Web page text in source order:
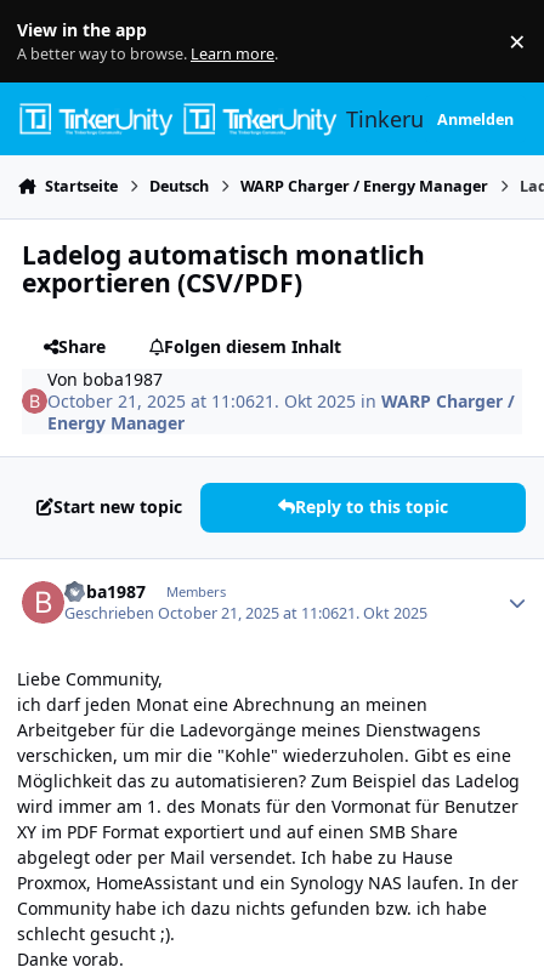
View in the app
A better way to browse. Learn more. ×
TinkerunityAnmelden
Startseite Deutsch WARP Charger / Energy Manager
Ladelog automatisch monatlich
exportieren (CSV/PDF)
Share
Folgen diesem Inhalt
Von boba1987
October 21, 2025 at 11:0621. Okt 2025 inWARP Charger /
Energy Manager
Start new topic Reply to this topic
boba1987 Members
GeschriebenOctober 21, 2025 at 11:0621. Okt 2025
Liebe Community,
ich darf jeden Monat eine Abrechnung an meinen
Arbeitgeber für die Ladevorgänge meines Dienstwagens
verschicken, um mir die "Kohle" wiederzuholen. Gibt es eine
Möglichkeit das zu automatisieren? Zum Beispiel das Ladelog
wird immer am 1. des Monats für den Vormonat für Benutzer
XY im PDF Format exportiert und auf einen SMB Share
abgelegt oder per Mail versendet. Ich habe zu Hause
Proxmox, HomeAssistant und ein Synology NAS laufen. In der
Community habe ich dazu nichts gefunden bzw. ich habe
schlecht gesucht ;).
Danke vorab.